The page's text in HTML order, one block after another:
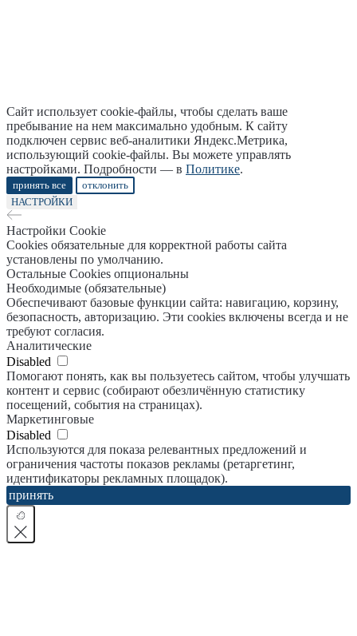
Сайт использует cookie-файлы, чтобы сделать ваше
пребывание на нем максимально удобным. К cайту
подключен сервис веб-аналитики Яндекс.Метрика,
использующий cookie-файлы. Вы можете управлять
настройками. Подробности — в Политике.
принять все
отклонить
НАСТРОЙКИ
Настройки Cookie
Cookies обязательные для корректной работы сайта
установлены по умолчанию.
Остальные Cookies опциональны
Необходимые (обязательные)
Обеспечивают базовые функции сайта: навигацию, корзину,
безопасность, авторизацию. Эти cookies включены всегда и не
требуют согласия.
Аналитические
Disabled
Помогают понять, как вы пользуетесь сайтом, чтобы улучшать
контент и сервис (собирают обезличённую статистику
посещений, события на страницах).
Маркетинговые
Disabled
Используются для показа релевантных предложений и
ограничения частоты показов рекламы (ретаргетинг,
идентификаторы рекламных площадок).
принять